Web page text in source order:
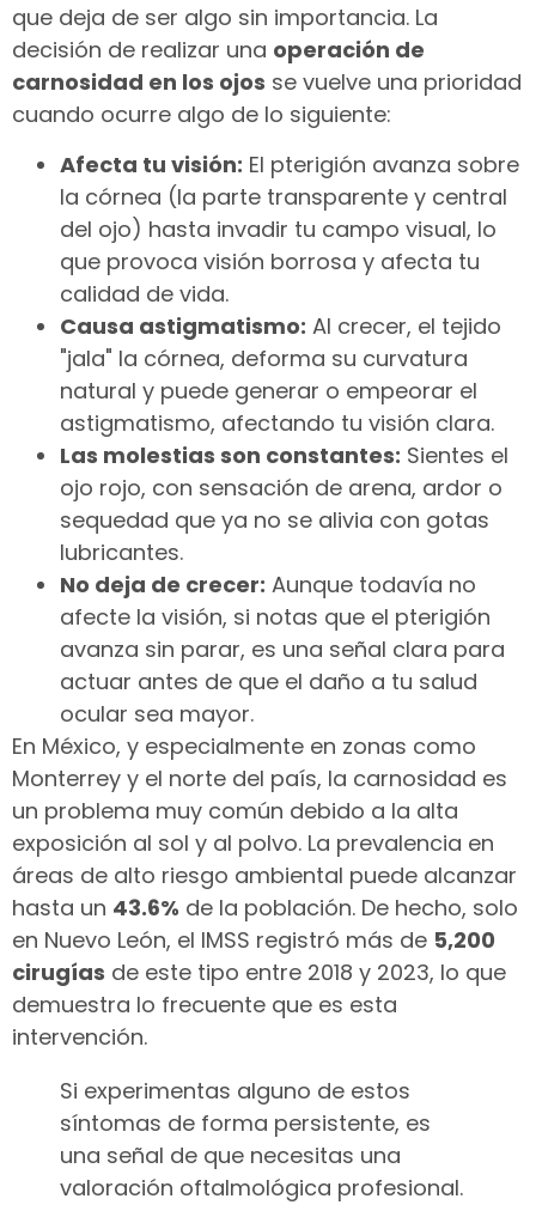
que deja de ser algo sin importancia. La
decisión de realizar una operación de
carnosidad en los ojos se vuelve una prioridad
cuando ocurre algo de lo siguiente:
Afecta tu visión: El pterigión avanza sobre
la córnea (la parte transparente y central
del ojo) hasta invadir tu campo visual, lo
que provoca visión borrosa y afecta tu
calidad de vida.
Causa astigmatismo: Al crecer, el tejido
"jala" la córnea, deforma su curvatura
natural y puede generar o empeorar el
astigmatismo, afectando tu visión clara.
Las molestias son constantes: Sientes el
ojo rojo, con sensación de arena, ardor o
sequedad que ya no se alivia con gotas
lubricantes.
No deja de crecer: Aunque todavía no
afecte la visión, si notas que el pterigión
avanza sin parar, es una señal clara para
actuar antes de que el daño a tu salud
ocular sea mayor.
En México, y especialmente en zonas como
Monterrey y el norte del país, la carnosidad es
un problema muy común debido a la alta
exposición al sol y al polvo. La prevalencia en
áreas de alto riesgo ambiental puede alcanzar
hasta un 43.6% de la población. De hecho, solo
en Nuevo León, el IMSS registró más de 5,200
cirugías de este tipo entre 2018 y 2023, lo que
demuestra lo frecuente que es esta
intervención.
Si experimentas alguno de estos
síntomas de forma persistente, es
una señal de que necesitas una
valoración oftalmológica profesional.